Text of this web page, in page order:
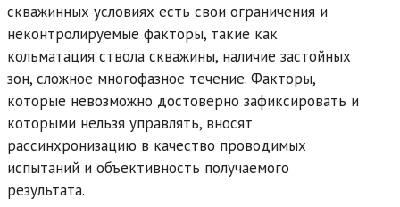
скважинных условиях есть свои ограничения и
неконтролируемые факторы, такие как
кольматация ствола скважины, наличие застойных
зон, сложное многофазное течение. Факторы,
которые невозможно достоверно зафиксировать и
которыми нельзя управлять, вносят
рассинхронизацию в качество проводимых
испытаний и объективность получаемого
результата.